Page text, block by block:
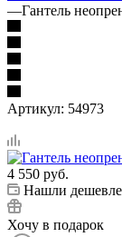
—Гантель
Артикул: 54973
4 550 руб.
Нашли
Хочу в подарок